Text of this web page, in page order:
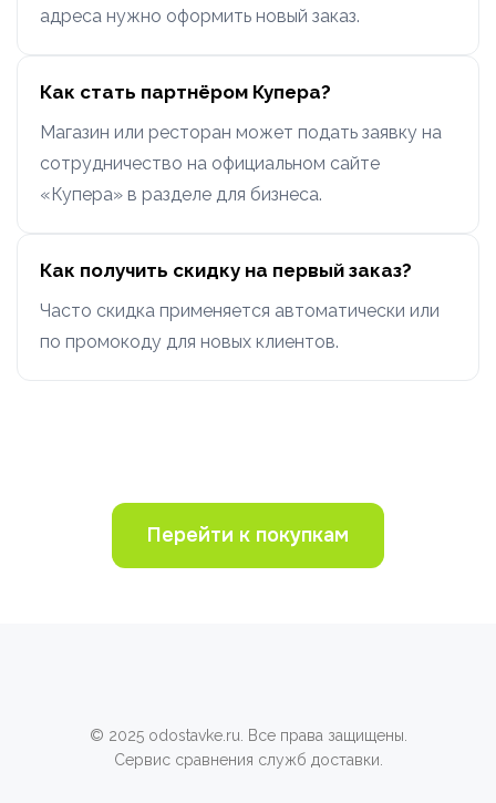
адреса нужно оформить новый заказ.
Как стать партнёром Купера?
Магазин или ресторан может подать заявку на
сотрудничество на официальном сайте
«Купера» в разделе для бизнеса.
Как получить скидку на первый заказ?
Часто скидка применяется автоматически или
по промокоду для новых клиентов.
Перейти к покупкам
© 2025 odostavke.ru. Все права защищены.
Сервис сравнения служб доставки.